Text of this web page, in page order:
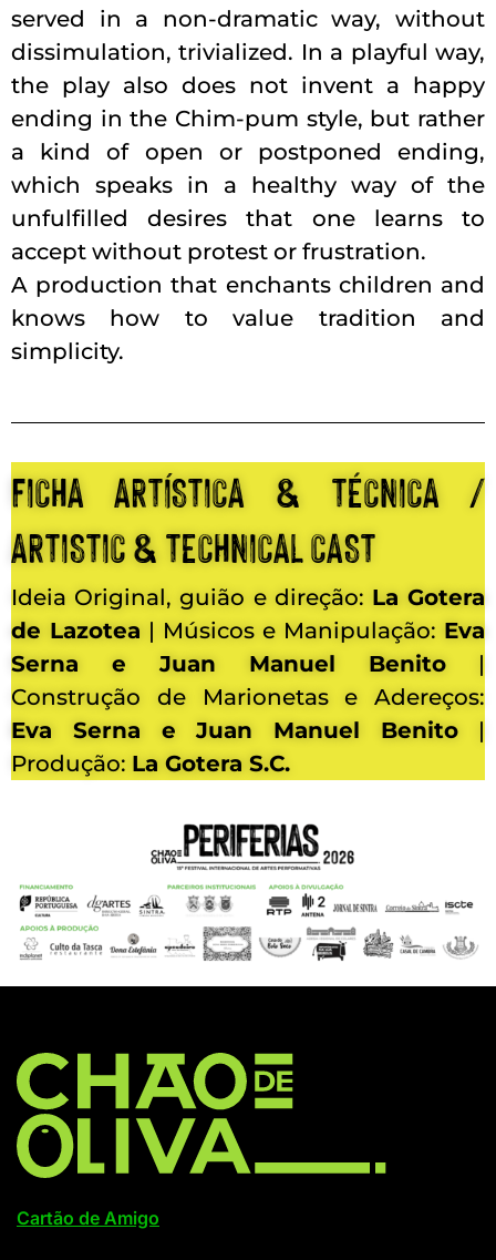
served in a non-dramatic way, without
dissimulation, trivialized. In a playful way,
the play also does not invent a happy
ending in the Chim-pum style, but rather
a kind of open or postponed ending,
which speaks in a healthy way of the
unfulfilled desires that one learns to
accept without protest or frustration.
A production that enchants children and
knows how to value tradition and
simplicity.
FICHA ARTÍSTICA & TÉCNICA /
ARTISTIC & TECHNICAL CAST
Ideia Original, guião e direção: La Gotera
de Lazotea | Músicos e Manipulação: Eva
Serna e Juan Manuel Benito |
Construção de Marionetas e Adereços:
Eva Serna e Juan Manuel Benito |
Produção: La Gotera S.C.
Cartão de Amigo